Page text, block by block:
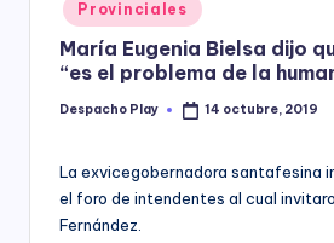
y
in
Provinciales
María Eugenia Bielsa dijo
“es el problema de la
Posted
Despacho Play 14 octubre, 2019
La exvicegobernadora santafesina
el foro de intendentes al cual
Fernández.